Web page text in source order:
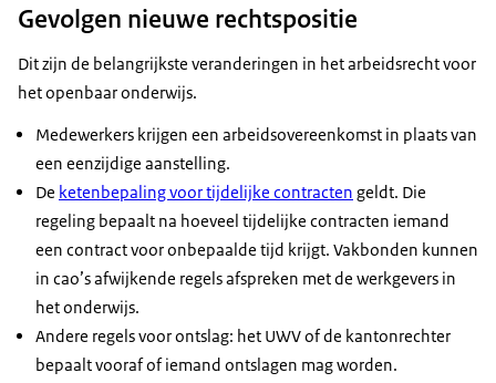
Gevolgen nieuwe rechtspositie
Dit zijn de belangrijkste veranderingen in het arbeidsrecht voor
het openbaar onderwijs.
Medewerkers krijgen een arbeidsovereenkomst in plaats van
een eenzijdige aanstelling.
De ketenbepaling voor tijdelijke contracten geldt. Die
regeling bepaalt na hoeveel tijdelijke contracten iemand
een contract voor onbepaalde tijd krijgt. Vakbonden kunnen
in cao’s afwijkende regels afspreken met de werkgevers in
het onderwijs.
Andere regels voor ontslag: het UWV of de kantonrechter
bepaalt vooraf of iemand ontslagen mag worden.